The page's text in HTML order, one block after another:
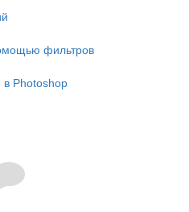
фильтров
в Photoshop